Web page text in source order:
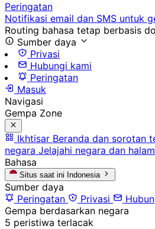
Peringatan
Notifikasi email dan SMS untuk
Routing bahasa tetap berbasis
Sumber daya
Privasi
Hubungi kami
Peringatan
Masuk
Navigasi
Gempa Zone
Ikhtisar Beranda dan sorotan
negara Jelajahi negara dan
Bahasa
Situs saat ini Indonesia
Sumber daya
Peringatan
Privasi
Gempa berdasarkan negara
5 peristiwa terlacak